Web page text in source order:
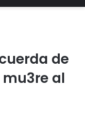
de
al